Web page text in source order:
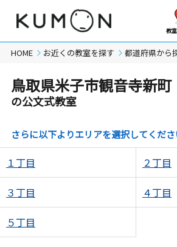
教
HOME お近くの教室を探す 都道府県から
鳥取県米子市観音寺新町
の公文式教室
さらに以下よりエリアを選択してくださ
１丁目 ２丁目
３丁目 ４丁目
５丁目